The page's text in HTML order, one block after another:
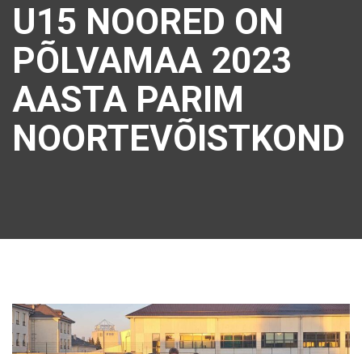
U15 NOORED ON
PÕLVAMAA 2023
AASTA PARIM
NOORTEVÕISTKOND